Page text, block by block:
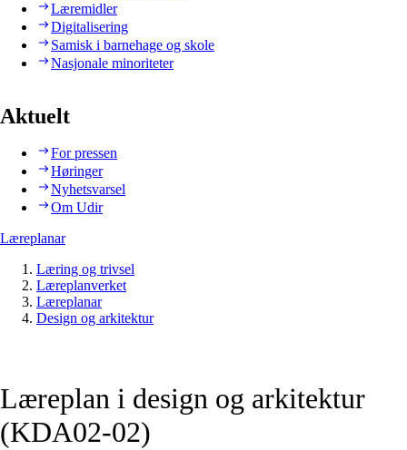
Læremidler
Digitalisering
Samisk i barnehage og skole
Nasjonale minoriteter
Aktuelt
For pressen
Høringer
Nyhetsvarsel
Om Udir
Læreplanar
Læring og trivsel
Læreplanverket
Læreplanar
Design og arkitektur
Læreplan i design og arkitektur
(KDA02‑02)